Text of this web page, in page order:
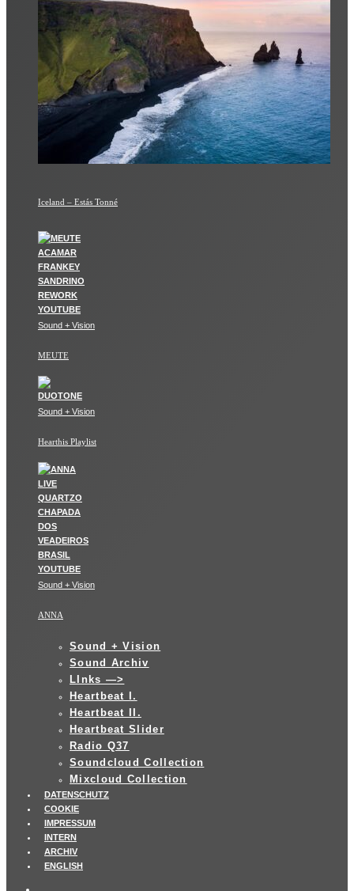
Iceland – Estás Tonné
Sound + Vision
MEUTE
Sound + Vision
Hearthis Playlist
Sound + Vision
ANNA
Sound + Vision
Sound Archiv
LInks —>
Heartbeat I.
Heartbeat II.
Heartbeat Slider
Radio Q37
Soundcloud Collection
Mixcloud Collection
DATENSCHUTZ
COOKIE
IMPRESSUM
INTERN
ARCHIV
ENGLISH